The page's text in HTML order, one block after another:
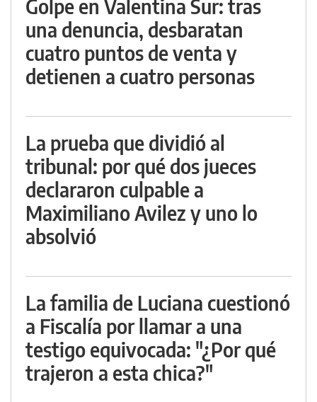
Golpe en Valentina Sur: tras
una denuncia, desbaratan
cuatro puntos de venta y
detienen a cuatro personas
La prueba que dividió al
tribunal: por qué dos jueces
declararon culpable a
Maximiliano Avilez y uno lo
absolvió
La familia de Luciana cuestionó
a Fiscalía por llamar a una
testigo equivocada: "¿Por qué
trajeron a esta chica?"